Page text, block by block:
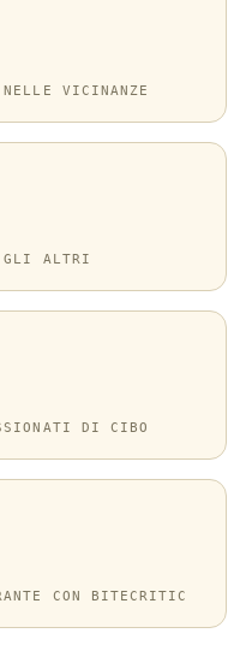
VICINANZE
GLI ALTRI
DI CIBO
CON BITECRITIC